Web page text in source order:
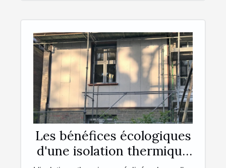
Les bénéfices écologiques
d'une isolation thermique